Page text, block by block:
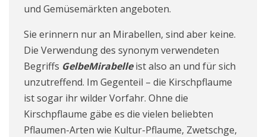
und Gemüsemärkten angeboten.
Sie erinnern nur an Mirabellen, sind aber keine.
Die Verwendung des synonym verwendeten
Begriffs GelbeMirabelleist also an und für sich
unzutreffend. Im Gegenteil – die Kirschpflaume
ist sogar ihr wilder Vorfahr. Ohne die
Kirschpflaume gäbe es die vielen beliebten
Pflaumen-Arten wie Kultur-Pflaume, Zwetschge,